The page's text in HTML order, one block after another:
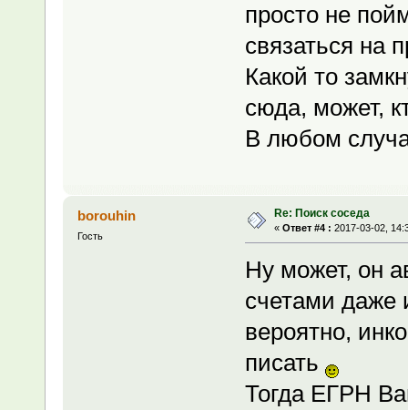
просто не
связаться на
Какой то
сюда, может,
В любом
borouhin
Гость
Re: Поиск соседа
« Ответ #4 : 2017-03-02,
Ну может, он
счетами даже
вероятно,
писать
Тогда ЕГРН